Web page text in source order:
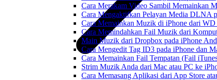
Cara Merakam Video Sambil Memainkan
Cara Mengaktifkan Pelayan Media DLNA
Cara Memainkan Muzik di iPhone dari
Cara Memindahkan Fail Muzik dari
Main Muzik dari Dropbox pada iPhone
Cara Mengedit Tag ID3 pada iPhone dan
Cara Memainkan Fail Tempatan (Fail
Strim Muzik Anda dari Mac atau PC ke
Cara Memasang Aplikasi dari App Store